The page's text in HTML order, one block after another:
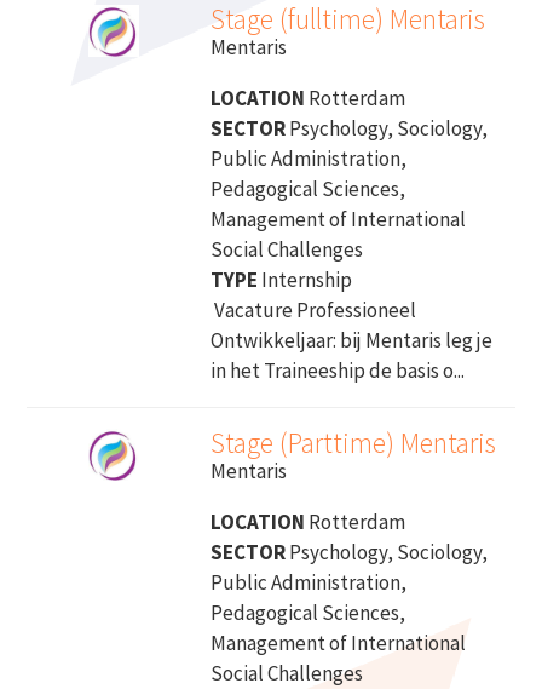
Stage (fulltime) Mentaris
Mentaris
LOCATION Rotterdam
SECTORPsychology, Sociology,
Public Administration,
Pedagogical Sciences,
Management of International
Social Challenges
TYPE Internship
Vacature Professioneel
Ontwikkeljaar: bij Mentaris leg je
in het Traineeship de basis o...
Stage (Parttime) Mentaris
Mentaris
LOCATION Rotterdam
SECTORPsychology, Sociology,
Public Administration,
Pedagogical Sciences,
Management of International
Social Challenges